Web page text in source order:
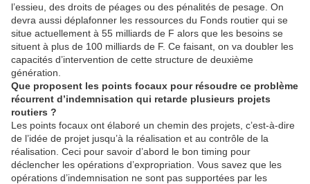
l’essieu, des droits de péages ou des pénalités de pesage. On
devra aussi déplafonner les ressources du Fonds routier qui se
situe actuellement à 55 milliards de F alors que les besoins se
situent à plus de 100 milliards de F. Ce faisant, on va doubler les
capacités d’intervention de cette structure de deuxième
génération.
Que proposent les points focaux pour résoudre ce problème
récurrent d’indemnisation qui retarde plusieurs projets
routiers ?
Les points focaux ont élaboré un chemin des projets, c’est-à-dire
de l’idée de projet jusqu’à la réalisation et au contrôle de la
réalisation. Ceci pour savoir d’abord le bon timing pour
déclencher les opérations d’expropriation. Vous savez que les
opérations d’indemnisation ne sont pas supportées par les